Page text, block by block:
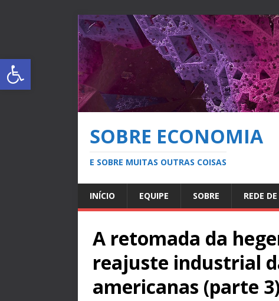
Abrir a barra de ferramentas
SOBRE ECONOMIA
E SOBRE MUITAS OUTRAS COISAS
INÍCIO EQUIPE SOBRE REDE
A retomada da
reajuste industrial
americanas (parte 3)